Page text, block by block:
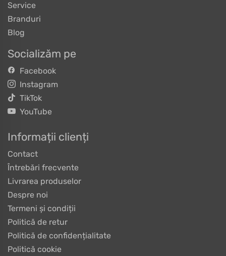
Service
Branduri
Blog
Socializăm pe
Facebook
Instagram
TikTok
YouTube
Informații clienți
Contact
Întrebări frecvente
Livrarea produselor
Despre noi
Termeni și condiții
Politică de retur
Politică de confidențialitate
Politică cookie